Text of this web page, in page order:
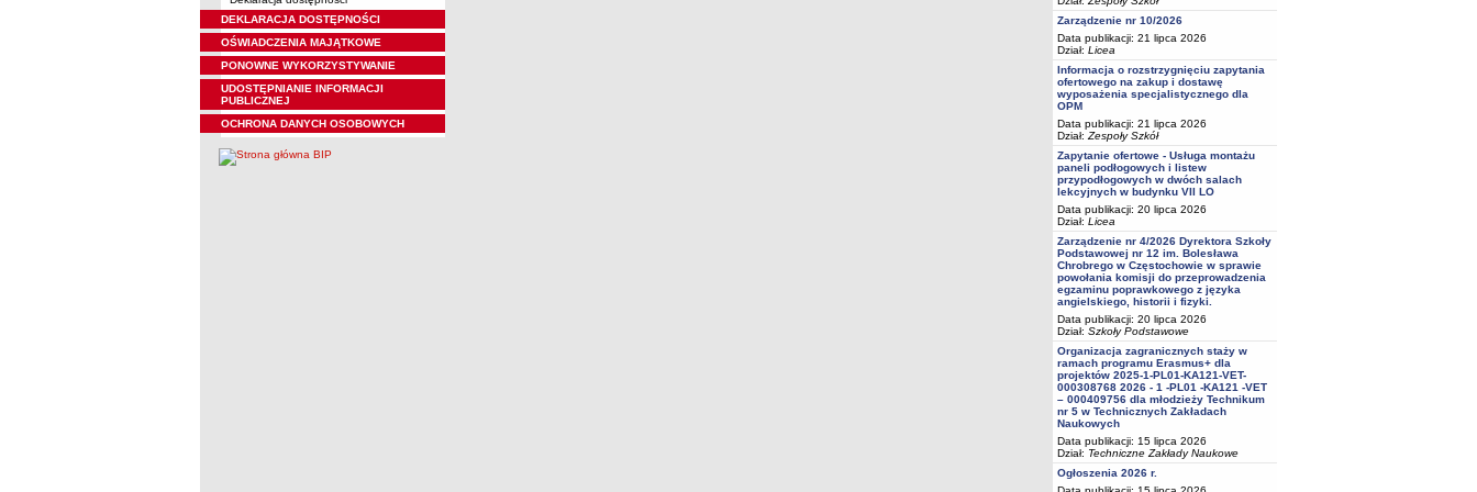
DEKLARACJA DOSTĘPNOŚCI
OŚWIADCZENIA MAJĄTKOWE
PONOWNE WYKORZYSTYWANIE
UDOSTĘPNIANIE INFORMACJI
PUBLICZNEJ
OCHRONA DANYCH OSOBOWYCH
Zarządzenie nr 10/2026
Data publikacji: 21 lipca 2026
Dział: Licea
Informacja o rozstrzygnięciu zapytania
ofertowego na zakup i dostawę
wyposażenia specjalistycznego dla
OPM
Data publikacji: 21 lipca 2026
Dział: Zespoły Szkół
Zapytanie ofertowe - Usługa montażu
paneli podłogowych i listew
przypodłogowych w dwóch salach
lekcyjnych w budynku VII LO
Data publikacji: 20 lipca 2026
Dział: Licea
Zarządzenie nr 4/2026 Dyrektora Szkoły
Podstawowej nr 12 im. Bolesława
Chrobrego w Częstochowie w sprawie
powołania komisji do przeprowadzenia
egzaminu poprawkowego z języka
angielskiego, historii i fizyki.
Data publikacji: 20 lipca 2026
Dział: Szkoły Podstawowe
Organizacja zagranicznych staży w
ramach programu Erasmus+ dla
projektów 2025-1-PL01-KA121-VET-
000308768 2026 - 1 -PL01 -KA121 -VET
– 000409756 dla młodzieży Technikum
nr 5 w Technicznych Zakładach
Naukowych
Data publikacji: 15 lipca 2026
Dział: Techniczne Zakłady Naukowe
Ogłoszenia 2026 r.